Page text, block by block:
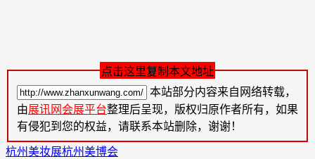
点击这里复制本文地址
本站部分内容来自网络转载，
由展讯网会展平台整理后呈现，版权归原作者所有，如果
有侵犯到您的权益，请联系本站删除，谢谢！
杭州美妆展杭州美博会